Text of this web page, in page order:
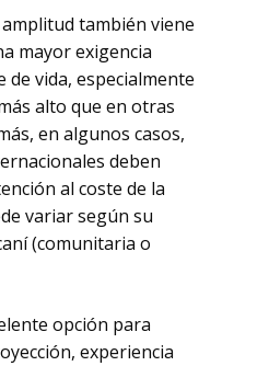
también viene
mayor exigencia
de vida, especialmente
alto que en otras
en algunos casos,
deben
al coste de la
variar según su
(comunitaria o
opción para
experiencia